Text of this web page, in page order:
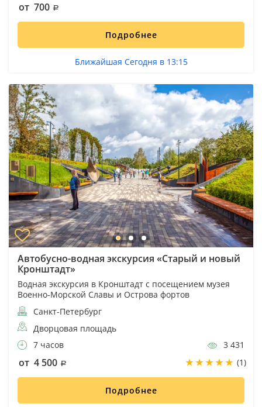
от 700
Подробнее
Ближайшая Сегодня в 13:15
Автобусно-водная экскурсия «Старый и новый
Кронштадт»
Водная экскурсия в Кронштадт с посещением музея
Военно-Морской Славы и Острова фортов
Санкт-Петербург
Дворцовая площадь
7 часов
3 431
от 4 500 (1)
Подробнее